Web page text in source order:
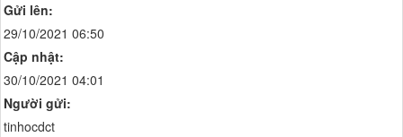
Gửi lên:
29/10/2021 06:50
Cập nhật:
30/10/2021 04:01
Người gửi:
tinhocdct